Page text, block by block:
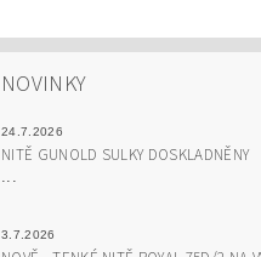
NOVINKY
24.7.2026
NITĚ GUNOLD SULKY DOSKLADNĚNY
...
3.7.2026